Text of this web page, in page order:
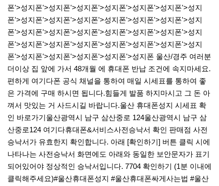
폰'>성지폰'>성지폰'>성지폰'>성지폰'>성지폰'>성지폰'>성지
폰'>성지폰'>성지폰'>성지폰'>성지폰'>성지폰'>성지폰'>성지
폰'>성지폰'>성지폰'>성지폰'>성지폰'>성지폰'>성지폰'>성지
폰'>성지폰'>성지폰'>성지폰'>성지폰'>성지폰'>성지폰'>성지
폰'>성지폰'>성지폰'>성지폰'>성지폰'>성지폰 울산/경주 여러분
더이상 집 앞에 가서 48개월 에 휴대폰 반납 조건에 속지마세요.
편하게 여기다폰 공식 채널을 통하여 매일 시세표를 통하여 좋
은 가격에 구매 하시면 됩니다.​힘들게 발품 하지마시고 그 돈 아
껴서 맛있는 거 사드시길 바랍니다.​울산 휴대폰성지 시세표 확
인 바로가기​울산광역시 남구 삼산중로 124울산광역시 남구 삼
산중로124 여기다휴대폰&서비스​사전승낙서 확인 판매점 사전
승낙서가 유효한지 확인합니다. 아래 [확인하기] 버튼 클릭 시에
나타나는 사전승낙서 화면에도 아래와 동일한 보안문자가 표기
되어있어야 정상적인 승낙서입니다. 7704 확인하기 (1분 이내에
클릭해주세요)​#울산휴대폰성지 #울산휴대폰싸게사는법 #울산